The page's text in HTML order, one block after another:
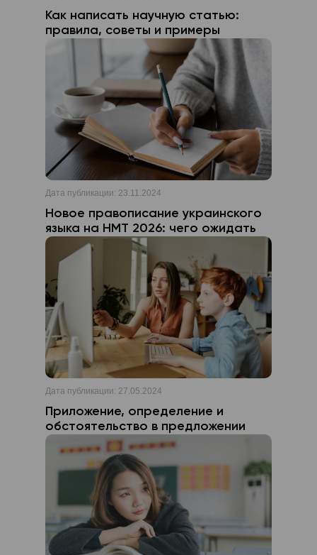
Как написать научную статью:
правила, советы и примеры
Дата публикации: 23.11.2024
Новое правописание украинского
языка на НМТ 2026: чего ожидать
Дата публикации: 27.05.2024
Приложение, определение и
обстоятельство в предложении